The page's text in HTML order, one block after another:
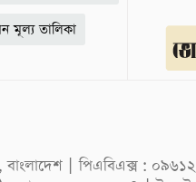
মূল্য তালিকা
বাংলাদেশ | পিএবিএক্স :